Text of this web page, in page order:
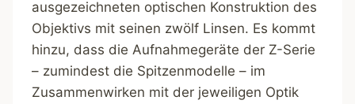
ausgezeichneten optischen Konstruktion des
Objektivs mit seinen zwölf Linsen. Es kommt
hinzu, dass die Aufnahmegeräte der Z-Serie
– zumindest die Spitzenmodelle – im
Zusammenwirken mit der jeweiligen Optik